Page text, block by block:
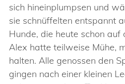
sich hineinplumpsen und
sie schnüffelten entspannt
Hunde, die heute schon
Alex hatte teilweise Mühe,
halten. Alle genossen den
gingen nach einer kleinen